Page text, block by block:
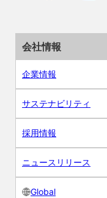
会社情報
企業情報
サステナビリティ
採用情報
ニュースリリース
Global